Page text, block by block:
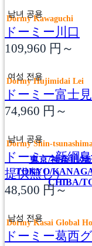
東京/神奈川/
TOKYO/
CHIBA/
남녀 공용
Dormy Kawaguchi
ドーミー川口
109,960 円～
여성 전용
Dormy Hujimidai Lei
ドーミー富士
74,960 円～
남녀 공용
Dormy Shin-
ドーミー新綱
提供無し）
48,500 円～
남성 전용
Dormy Kasai Global
ドーミー葛西